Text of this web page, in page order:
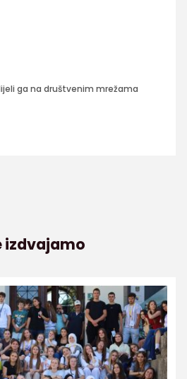
ga na društvenim mrežama
izdvajamo